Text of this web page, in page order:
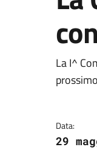
La I^
Data:
29